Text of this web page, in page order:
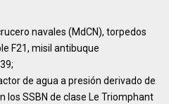
navales (MdCN), torpedos
F21, misil antibuque
de agua a presión derivado de
los SSBN de clase Le Triomphant